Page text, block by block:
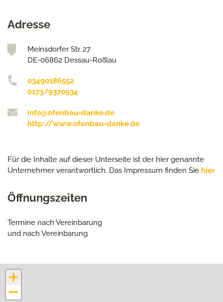
Adresse
Meinsdorfer Str. 27
DE-06862 Dessau-Roßlau
03490186552
0173/9370934
info@ofenbau-danke.de
http://www.ofenbau-danke.de
Für die Inhalte auf dieser Unterseite ist der hier genannte
Unternehmer verantwortlich. Das Impressum finden Sie hier
Öffnungszeiten
Termine nach Vereinbarung
und nach Vereinbarung
+
−